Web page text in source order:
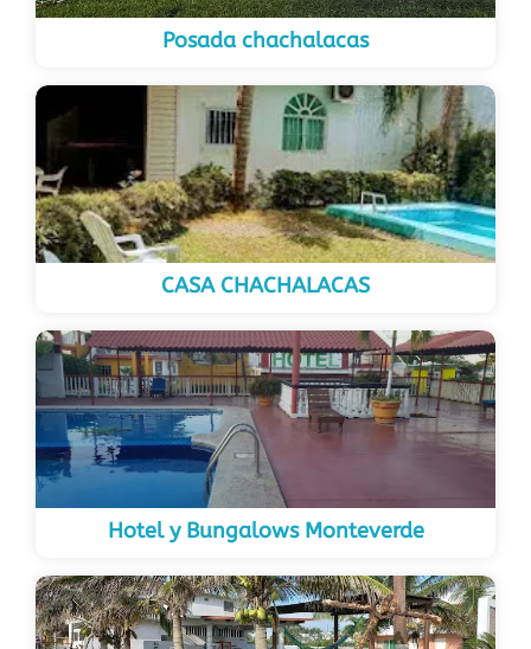
Posada chachalacas
CASA CHACHALACAS
Hotel y Bungalows Monteverde